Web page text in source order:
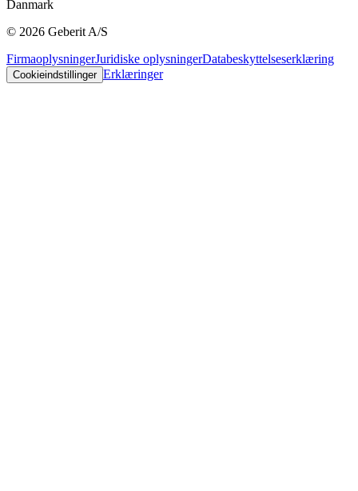
Danmark
© 2026 Geberit A/S
FirmaoplysningerJuridiske oplysningerDatabeskyttelseserklæring
Cookieindstillinger Erklæringer